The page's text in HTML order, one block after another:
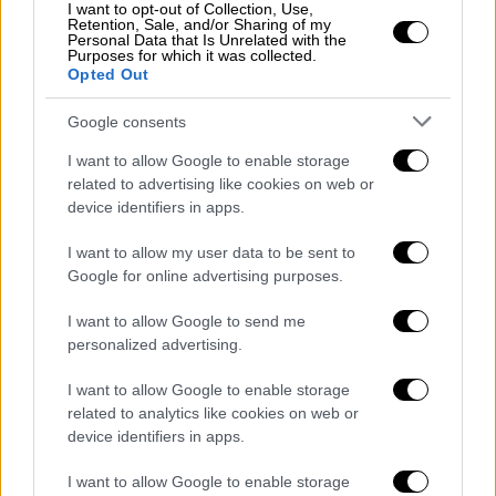
I want to opt-out of Collection, Use,
Retention, Sale, and/or Sharing of my
Personal Data that Is Unrelated with the
Purposes for which it was collected.
Opted Out
Google consents
I want to allow Google to enable storage
related to advertising like cookies on web or
device identifiers in apps.
I want to allow my user data to be sent to
Google for online advertising purposes.
I want to allow Google to send me
personalized advertising.
I want to allow Google to enable storage
related to analytics like cookies on web or
device identifiers in apps.
I want to allow Google to enable storage
νέο Χωροταξικό για τον Τουρισμό, που
βρίσκεται ήδη σε διαβούλευση. Στόχος είναι
να μπει τάξη και σαφείς κανόνες στην
προστατεύονται το περιβάλλον, οι τοπικές
κοινωνίες και ο χαρακτήρας κάθε περιοχής,
χωρίς να σταματήσει η ανάπτυξη ενός
κλάδου που αποτελεί βασικό πυλώνα της
οικονομίας μας. Το δεύτερο εκ των
Χωροταξικών, αυτό για τις ΑΠΕ, μπήκε και
αυτό σε διαβούλευση, με νέους κανόνες και
περιορισμούς για περιοχές Natura, δάση,
ενεργειακή μετάβαση να προχωρά με
μεγαλύτερη ισορροπία και κοινωνική
συναίνεση, ενώ σύντομα θα παρουσιάσουμε
και το Χωροταξικό για τη Βιομηχανία,